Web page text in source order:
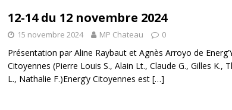
12-14 du 12 novembre 2024
15 novembre 2024 MP Chateau 0
Présentation par Aline Raybaut et Agnès Arroyo de
Citoyennes (Pierre Louis S., Alain Lt., Claude G., Gilles K.,
L., Nathalie F.)Energ’y Citoyennes est […]